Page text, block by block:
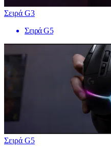
Σειρά G3
Σειρά G5
Σειρά G5